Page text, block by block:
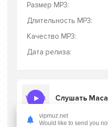
Размер MP3:
Длительность MP3:
Качество MP3:
Дата релиза:
vipmuz.net
Would like to send you